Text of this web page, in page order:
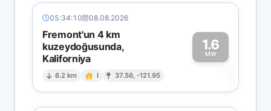
05:34:10 08.08.2026
Fremont'un 4 km
kuzeydoğusunda,
Kaliforniya
6.2 km I 37.56, -121.95
1.6
MW
1